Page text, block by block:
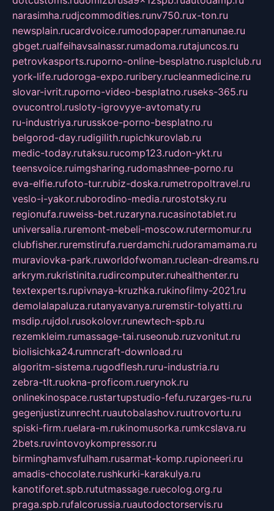
narasimha.rudjcommodities.runv750.rux-ton.ru
newsplain.rucardvoice.rumodopaper.rumanunae.ru
gbget.rualfeihavsalnassr.rumadoma.rutajuncos.ru
petrovkasports.ruporno-online-besplatno.rusplclub.ru
york-life.rudoroga-expo.ruribery.rucleanmedicine.ru
slovar-ivrit.ruporno-video-besplatno.ruseks-365.ru
ovucontrol.rusloty-igrovyye-avtomaty.ru
ru-industriya.rurusskoe-porno-besplatno.ru
belgorod-day.rudigilith.rupichkurovlab.ru
medic-today.rutaksu.rucomp123.rudon-ykt.ru
teensvoice.ruimgsharing.rudomashnee-porno.ru
eva-elfie.rufoto-tur.rubiz-doska.rumetropoltravel.ru
veslo-i-yakor.ruborodino-media.rurostotsky.ru
regionufa.ruweiss-bet.ruzaryna.rucasinotablet.ru
universalia.ruremont-mebeli-moscow.rutermomur.ru
clubfisher.ruremstirufa.ruerdamchi.rudoramamama.ru
muraviovka-park.ruworldofwoman.ruclean-dreams.ru
arkrym.rukristinita.rudircomputer.ruhealthenter.ru
textexperts.rupivnaya-kruzhka.rukinofilmy-2021.ru
demolalapaluza.rutanyavanya.ruremstir-tolyatti.ru
msdip.rujdol.rusokolovr.runewtech-spb.ru
rezemkleim.rumassage-tai.ruseonub.ruzvonitut.ru
biolisichka24.rumncraft-download.ru
algoritm-sistema.rugodflesh.ruru-industria.ru
zebra-tlt.ruokna-proficom.ruerynok.ru
onlinekinospace.rustartupstudio-fefu.ruzarges-ru.ru
gegenjustizunrecht.ruautobalashov.ruutrovortu.ru
spiski-firm.ruelara-m.rukinomusorka.rumkcslava.ru
2bets.ruvintovoykompressor.ru
birminghamvsfulham.rusarmat-komp.rupioneeri.ru
amadis-chocolate.rushkurki-karakulya.ru
kanotiforet.spb.rututmassage.ruecolog.org.ru
praga.spb.rufalcorussia.ruautodoctorservis.ru